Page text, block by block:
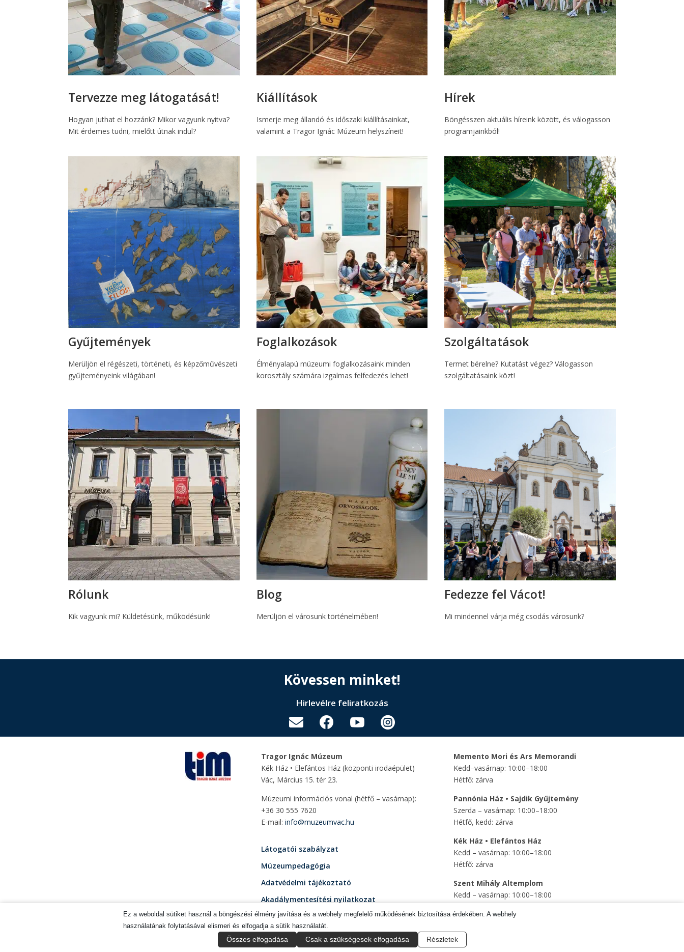
Tervezze meg látogatását!
Hogyan juthat el hozzánk? Mikor vagyunk nyitva?
Mit érdemes tudni, mielőtt útnak indul?
Kiállítások
Ismerje meg állandó és időszaki kiállításainkat,
valamint a Tragor Ignác Múzeum helyszíneit!
Hírek
Böngésszen aktuális híreink között, és válogasson
programjainkból!
Gyűjtemények
Merüljön el régészeti, történeti, és képzőművészeti
gyűjteményeink világában!
Foglalkozások
Élményalapú múzeumi foglalkozásaink minden
korosztály számára izgalmas felfedezés lehet!
Szolgáltatások
Termet bérelne? Kutatást végez? Válogasson
szolgáltatásaink közt!
Rólunk
Kik vagyunk mi? Küldetésünk, működésünk!
Blog
Merüljön el városunk történelmében!
Fedezze fel Vácot!
Mi mindennel várja még csodás városunk?
Kövessen minket!
Hirlevélre feliratkozás
   
Tragor Ignác Múzeum
Kék Ház • Elefántos Ház (központi irodaépület)
Vác, Március 15. tér 23.
Múzeumi információs vonal (hétfő – vasárnap):
+36 30 555 7620
E-mail: info@muzeumvac.hu
Látogatói szabályzat
Múzeumpedagógia
Adatvédelmi tájékoztató
Akadálymentesítési nyilatkozat
Impresszum
Memento Mori és Ars Memorandi
Kedd–vasárnap: 10:00–18:00
Hétfő: zárva
Pannónia Ház • Sajdik Gyűjtemény
Szerda – vasárnap: 10:00–18:00
Hétfő, kedd: zárva
Kék Ház • Elefántos Ház
Kedd – vasárnap: 10:00–18:00
Hétfő: zárva
Szent Mihály Altemplom
Kedd – vasárnap: 10:00–18:00
Tragor Ignác Múzeum © 2025 Minden jog fenntartva.
Ez a weboldal sütiket használ a böngészési élmény javítása és a webhely megfelelő működésének biztosítása érdekében. A webhely
használatának folytatásával elismeri és elfogadja a sütik használatát.
Összes elfogadása Csak a szükségesek elfogadása Részletek